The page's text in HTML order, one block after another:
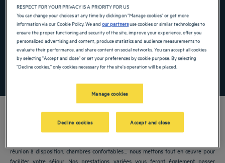
Navigate forward to interact with the calendar and select a date. Press the
Navigate backward to interact with the
RECHERCHER
Ajouter un code
réunion à disposition, chambres confortables… nous mettons tout en œuvre pour
faciliter votre séjour. Nos prestations variées vous feront également passer
RESPECT FOR YOUR PRIVACY IS A PRIORITY FOR US
You can change your choices at any time by clicking on "Manage cookies" or get more
information via our Cookie Policy. We andour partnersuse cookies or similar technologies to
ensure the proper functioning and security of the site, improve your experience, offer you
personalized advertising and content, produce statistics and audience measurements to
evaluate their performance, and share content on social networks. You can accept all cookies
by selecting "Accept and close" or set your preferences by cookie purpose. By selecting
"Decline cookies," only cookies necessary for the site's operation will be placed.
Manage cookies
Decline cookies Accept and close